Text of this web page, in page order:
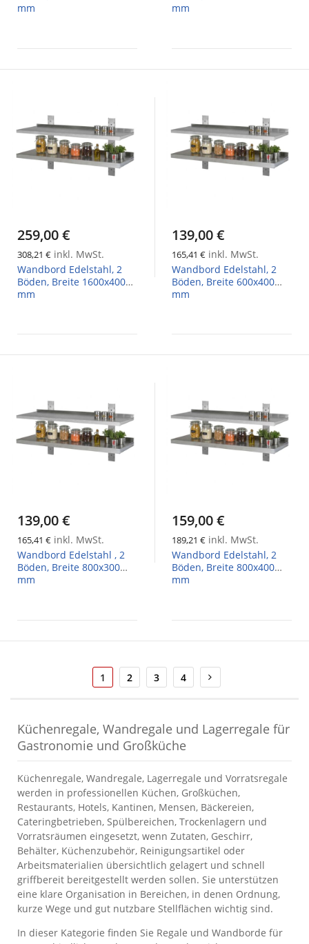
mm
mm
259,00 €
308,21 € inkl. MwSt.
Wandbord Edelstahl, 2
Böden, Breite 1600x400
mm
139,00 €
165,41 € inkl. MwSt.
Wandbord Edelstahl, 2
Böden, Breite 600x400
mm
139,00 €
165,41 € inkl. MwSt.
Wandbord Edelstahl , 2
Böden, Breite 800x300
mm
159,00 €
189,21 € inkl. MwSt.
Wandbord Edelstahl, 2
Böden, Breite 800x400
mm
Seite
Sie
lesen
gerade
1 Seite
2 Seite
3 Seite
4 Seite
Weiter
Küchenregale, Wandregale und Lagerregale für
Gastronomie und Großküche
Küchenregale, Wandregale, Lagerregale und Vorratsregale
werden in professionellen Küchen, Großküchen,
Restaurants, Hotels, Kantinen, Mensen, Bäckereien,
Cateringbetrieben, Spülbereichen, Trockenlagern und
Vorratsräumen eingesetzt, wenn Zutaten, Geschirr,
Behälter, Küchenzubehör, Reinigungsartikel oder
Arbeitsmaterialien übersichtlich gelagert und schnell
griffbereit bereitgestellt werden sollen. Sie unterstützen
eine klare Organisation in Bereichen, in denen Ordnung,
kurze Wege und gut nutzbare Stellflächen wichtig sind.
In dieser Kategorie finden Sie Regale und Wandborde für